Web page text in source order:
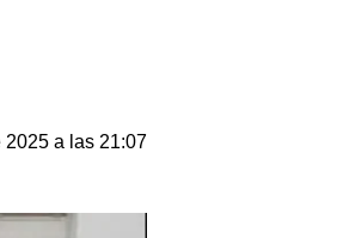
2025 a las 21:07